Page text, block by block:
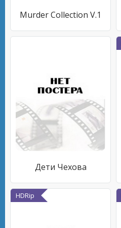
Murder Collection V.1
Дети Чехова
HDRip